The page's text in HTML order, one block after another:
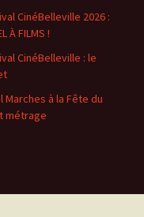
CinéBelleville 2026 :
À FILMS !
CinéBelleville : le
Marches à la Fête du
métrage